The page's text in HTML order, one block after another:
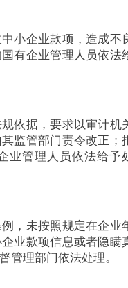
小企业款项，造成不
有企业管理人员依法
依据，要求以审计机
监管部门责令改正；
业管理人员依法给予
，未按照规定在企业
业款项信息或者隐瞒
管理部门依法处理。